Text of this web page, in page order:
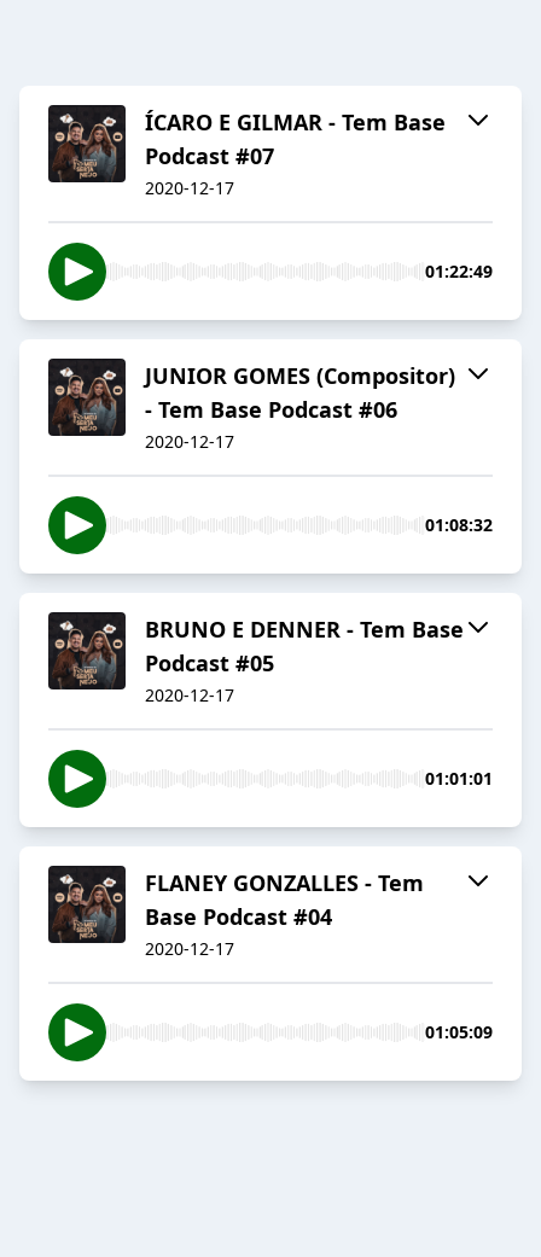
ÍCARO E GILMAR - Tem Base
Podcast #07
2020-12-17
01:22:49
JUNIOR GOMES (Compositor)
- Tem Base Podcast #06
2020-12-17
01:08:32
BRUNO E DENNER - Tem Base
Podcast #05
2020-12-17
01:01:01
FLANEY GONZALLES - Tem
Base Podcast #04
2020-12-17
01:05:09